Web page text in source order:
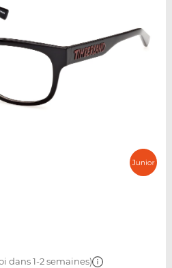
dans 1-2 semaines)